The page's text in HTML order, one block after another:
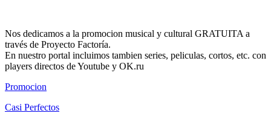
Nos dedicamos a la promocion musical y cultural GRATUITA a
través de Proyecto Factoría.
En nuestro portal incluimos tambien series, peliculas, cortos, etc. con
players directos de Youtube y OK.ru
Promocion
Casi Perfectos